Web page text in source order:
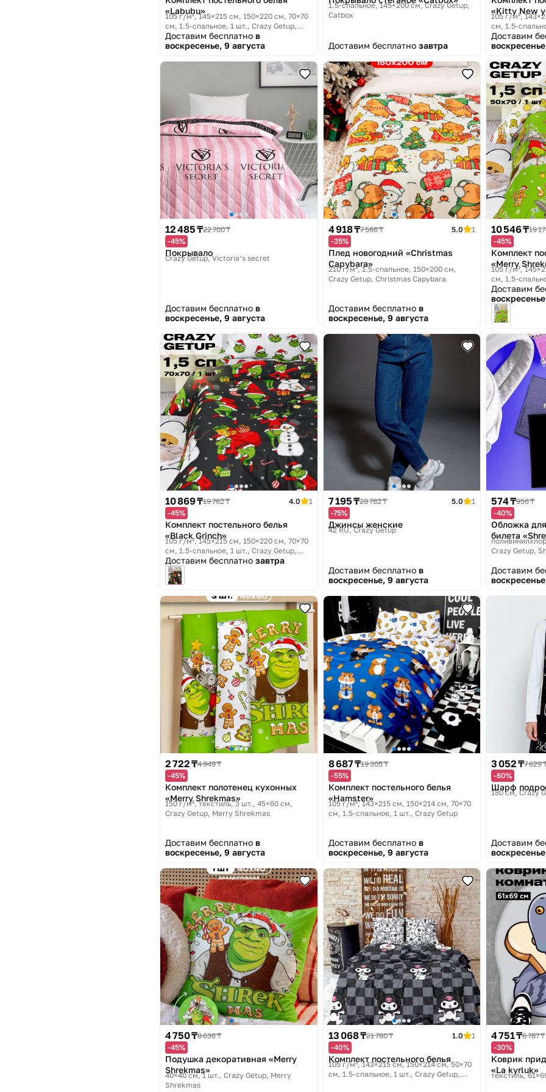
«Labubu»
105 г/м², 145×215 см, 150×220 см, 70×70
см, 1.5-спальное, 1 шт. Crazy Getup,
Labubu
Доставим бесплатно в
воскресенье, 9 августа
1.5-спальное, 145×200 см Crazy Getup,
Catbox
Доставим бесплатно завтра
«Kitty New
105 г/м²,
см, 1.5-
Hello kitty
Доставим
12 485 ₸22 700 ₸
-45%
Покрывало
Crazy Getup, Victoria’s secret
Доставим бесплатно в
воскресенье, 9 августа
4 918 ₸7 566 ₸ 5.0
1
-35%
Плед новогодний «Christmas
Capybara»
210 г/м², 1.5-спальное, 150×200 см
Crazy Getup, Christmas Capybara
Доставим бесплатно в
воскресенье, 9 августа
10 546 ₸19
-45%
Комплект
«Merry
105 г/м²,
см, 1.5-
Merry
Доставим
10 869 ₸19 762 ₸ 4.0
1
-45%
Комплект постельного белья
«Black Grinch»
105 г/м², 145×215 см, 150×220 см, 70×70
см, 1.5-спальное, 1 шт. Crazy Getup,
Grinch
Доставим бесплатно завтра
7 195 ₸28 782 ₸ 5.0
1
-75%
Джинсы женские
42 RU Crazy Getup
Доставим бесплатно в
воскресенье, 9 августа
574 ₸956 ₸
-40%
Обложка
билета
Crazy Getup,
Доставим
2 722 ₸4 949 ₸
-45%
Комплект полотенец кухонных
«Merry Shrekmas»
150 г/м², текстиль, 3 шт., 45×60 см
Crazy Getup, Merry Shrekmas
Доставим бесплатно в
воскресенье, 9 августа
8 687 ₸19 305 ₸
-55%
Комплект постельного белья
«Hamster»
105 г/м², 143×215 см, 150×214 см, 70×70
см, 1.5-спальное, 1 шт. Crazy Getup
Доставим бесплатно в
воскресенье, 9 августа
3 052 ₸7 629
-60%
Шарф
180 см Crazy
Доставим
4 750 ₸8 636 ₸
-45%
Подушка декоративная «Merry
Shrekmas»
40×40 см, 1 шт. Crazy Getup, Merry
Shrekmas
13 068 ₸21 780 ₸ 1.0
1
-40%
Комплект постельного белья
105 г/м², 143×215 см, 150×214 см, 50×70
см, 1.5-спальное, 1 шт. Crazy Getup,
4 751 ₸6 787 ₸
-30%
Коврик
«La kyrluk»
текстиль,